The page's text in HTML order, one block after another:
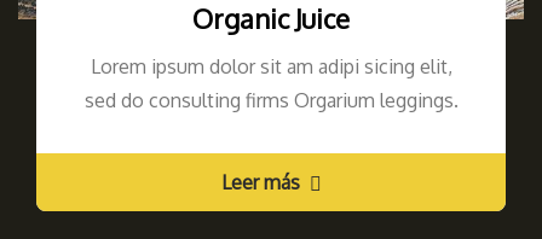
Organic Juice
Lorem ipsum dolor sit am adipi sicing elit,
sed do consulting firms Orgarium leggings.
Leer más